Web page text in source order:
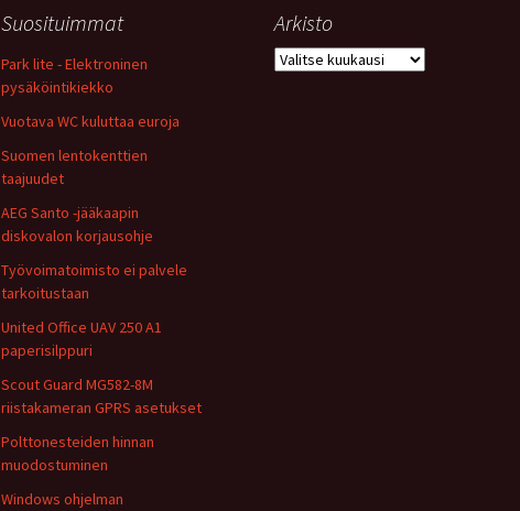
Suosituimmat
Park lite - Elektroninen
pysäköintikiekko
Vuotava WC kuluttaa euroja
Suomen lentokenttien
taajuudet
AEG Santo -jääkaapin
diskovalon korjausohje
Työvoimatoimisto ei palvele
tarkoitustaan
United Office UAV 250 A1
paperisilppuri
Scout Guard MG582-8M
riistakameran GPRS asetukset
Polttonesteiden hinnan
muodostuminen
Windows ohjelman
Arkisto
Arkisto